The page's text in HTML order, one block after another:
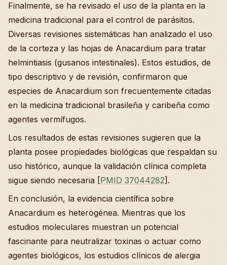
Finalmente, se ha revisado el uso de la planta en la
medicina tradicional para el control de parásitos.
Diversas revisiones sistemáticas han analizado el uso
de la corteza y las hojas de Anacardium para tratar
helmintiasis (gusanos intestinales). Estos estudios, de
tipo descriptivo y de revisión, confirmaron que
especies de Anacardium son frecuentemente citadas
en la medicina tradicional brasileña y caribeña como
agentes vermífugos.
Los resultados de estas revisiones sugieren que la
planta posee propiedades biológicas que respaldan su
uso histórico, aunque la validación clínica completa
sigue siendo necesaria [PMID 37044282].
En conclusión, la evidencia científica sobre
Anacardium es heterogénea. Mientras que los
estudios moleculares muestran un potencial
fascinante para neutralizar toxinas o actuar como
agentes biológicos, los estudios clínicos de alergia